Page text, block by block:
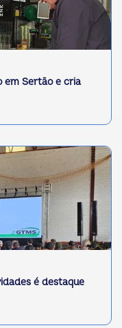
em Sertão e cria
é destaque